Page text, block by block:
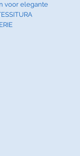
voor elegante